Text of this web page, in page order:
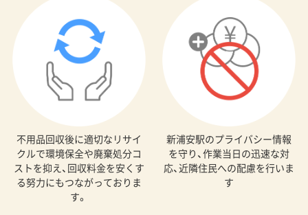
不用品回収後に適切なリサイ
クルで環境保全や廃棄処分コ
ストを抑え、回収料金を安くす
る努力にもつながっておりま
す。
新浦安駅のプライバシー情報
を守り、作業当日の迅速な対
応、近隣住民への配慮を行いま
す